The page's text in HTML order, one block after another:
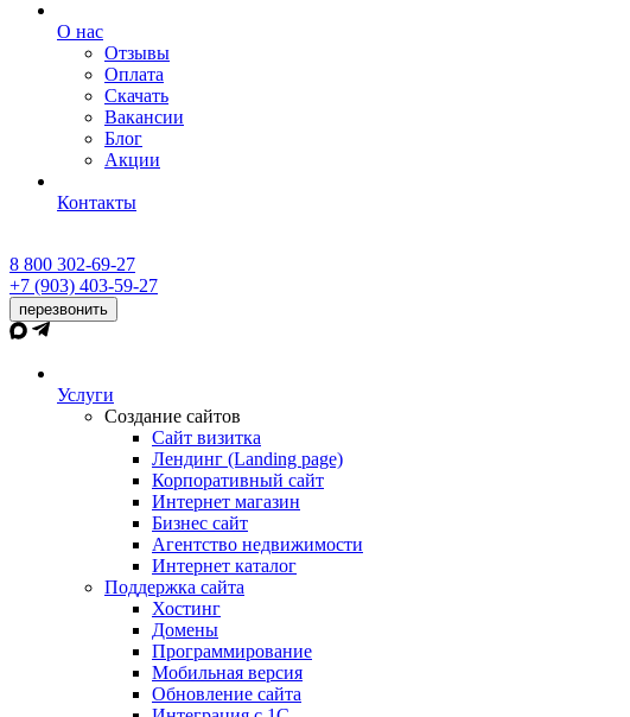
О нас
Отзывы
Оплата
Скачать
Вакансии
Блог
Акции
Контакты
8 800 302-69-27
+7 (903) 403-59-27
перезвонить
Услуги
Создание сайтов
Сайт визитка
Лендинг (Landing page)
Корпоративный сайт
Интернет магазин
Бизнес сайт
Агентство недвижимости
Интернет каталог
Поддержка сайта
Хостинг
Домены
Программирование
Мобильная версия
Обновление сайта